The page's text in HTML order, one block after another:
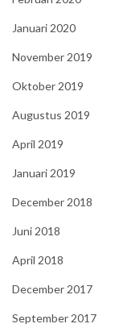
Januari 2020
November 2019
Oktober 2019
Augustus 2019
April 2019
Januari 2019
December 2018
Juni 2018
April 2018
December 2017
September 2017